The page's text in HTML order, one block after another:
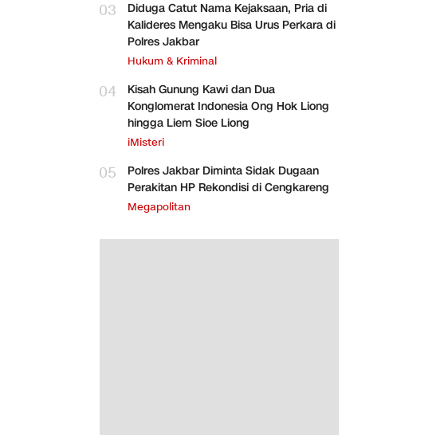
03
Diduga Catut Nama Kejaksaan, Pria di
Kalideres Mengaku Bisa Urus Perkara di
Polres Jakbar
Hukum & Kriminal
04
Kisah Gunung Kawi dan Dua
Konglomerat Indonesia Ong Hok Liong
hingga Liem Sioe Liong
iMisteri
05
Polres Jakbar Diminta Sidak Dugaan
Perakitan HP Rekondisi di Cengkareng
Megapolitan